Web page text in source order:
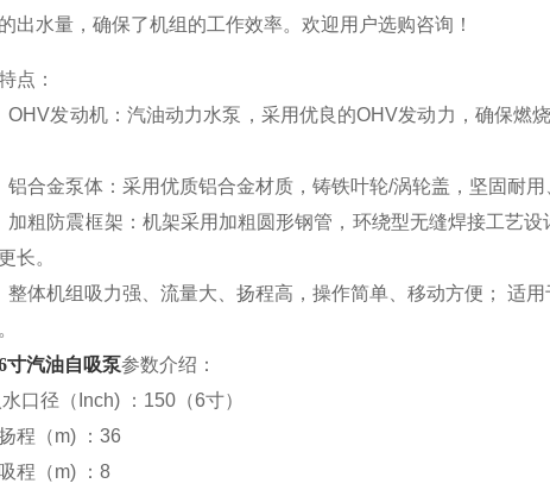
出水量，确保了机组的工作效率。欢迎用户选购咨询！
点：
OHV发动机：汽油动力水泵，采用优良的OHV发动力，确保
铝合金泵体：采用优质铝合金材质，铸铁叶轮/涡轮盖，坚固耐
加粗防震框架：机架采用加粗圆形钢管，环绕型无缝焊接工艺
长。
整体机组吸力强、流量大、扬程高，操作简单、移动方便； 适
寸汽油自吸泵参数介绍：
口径（Inch) ：150（6寸）
程（m) ：36
程（m) ：8